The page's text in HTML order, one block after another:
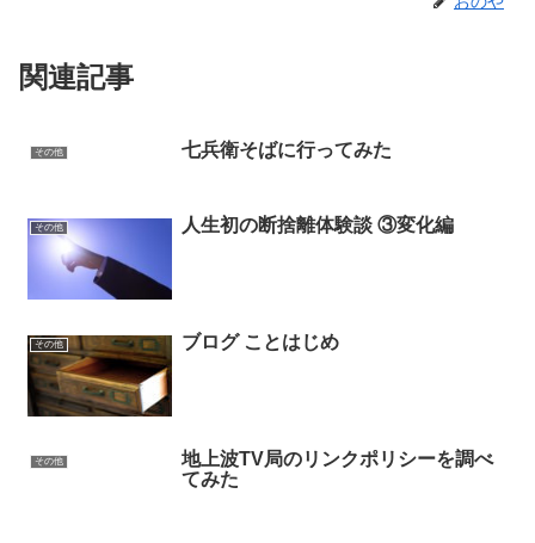
関連記事
その他 七兵衛そばに行ってみた
その他 人生初の断捨離体験談 ③変化編
その他 ブログ ことはじめ
その他
地上波TV局のリンクポリシーを調べ
てみた